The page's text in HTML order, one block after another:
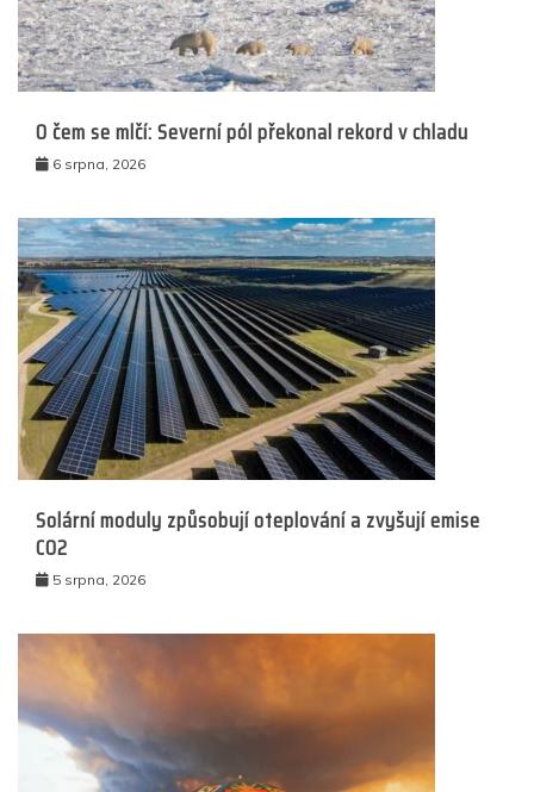
O čem se mlčí: Severní pól překonal rekord v chladu
6 srpna, 2026
Solární moduly způsobují oteplování a zvyšují emise
CO2
5 srpna, 2026